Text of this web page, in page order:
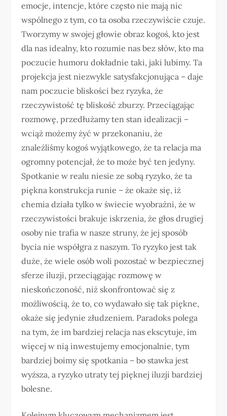
emocje, intencje, które często nie mają nic
wspólnego z tym, co ta osoba rzeczywiście czuje.
Tworzymy w swojej głowie obraz kogoś, kto jest
dla nas idealny, kto rozumie nas bez słów, kto ma
poczucie humoru dokładnie taki, jaki lubimy. Ta
projekcja jest niezwykle satysfakcjonująca – daje
nam poczucie bliskości bez ryzyka, że
rzeczywistość tę bliskość zburzy. Przeciągając
rozmowę, przedłużamy ten stan idealizacji –
wciąż możemy żyć w przekonaniu, że
znaleźliśmy kogoś wyjątkowego, że ta relacja ma
ogromny potencjał, że to może być ten jedyny.
Spotkanie w realu niesie ze sobą ryzyko, że ta
piękna konstrukcja runie – że okaże się, iż
chemia działa tylko w świecie wyobraźni, że w
rzeczywistości brakuje iskrzenia, że głos drugiej
osoby nie trafia w nasze struny, że jej sposób
bycia nie współgra z naszym. To ryzyko jest tak
duże, że wiele osób woli pozostać w bezpiecznej
sferze iluzji, przeciągając rozmowę w
nieskończoność, niż skonfrontować się z
możliwością, że to, co wydawało się tak piękne,
okaże się jedynie złudzeniem. Paradoks polega
na tym, że im bardziej relacja nas ekscytuje, im
więcej w nią inwestujemy emocjonalnie, tym
bardziej boimy się spotkania – bo stawka jest
wyższa, a ryzyko utraty tej pięknej iluzji bardziej
bolesne.